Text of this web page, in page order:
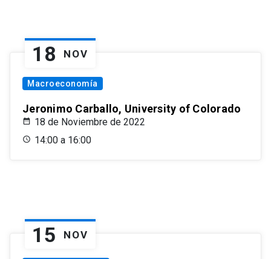
18 NOV
Macroeconomía
Jeronimo Carballo, University of Colorado
18 de Noviembre de 2022
14:00 a 16:00
15 NOV